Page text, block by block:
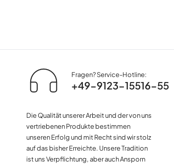
Fragen? Service-Hotline:
+49-9123-15516-55
Die Qualität unserer Arbeit und der von uns
vertriebenen Produkte bestimmen
unseren Erfolg und mit Recht sind wir stolz
auf das bisher Erreichte. Unsere Tradition
ist uns Verpflichtung, aber auch Ansporn